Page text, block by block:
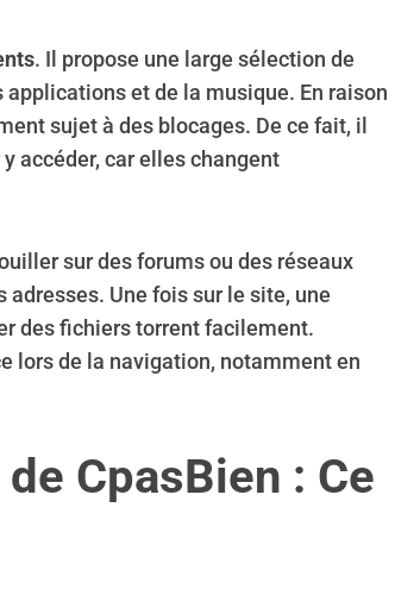
. Il propose une large sélection de
et de la musique. En raison
sujet à des blocages. De ce fait, il
accéder, car elles changent
sur des forums ou des réseaux
Une fois sur le site, une
des fichiers torrent facilement.
lors de la navigation, notamment en
CpasBien : Ce